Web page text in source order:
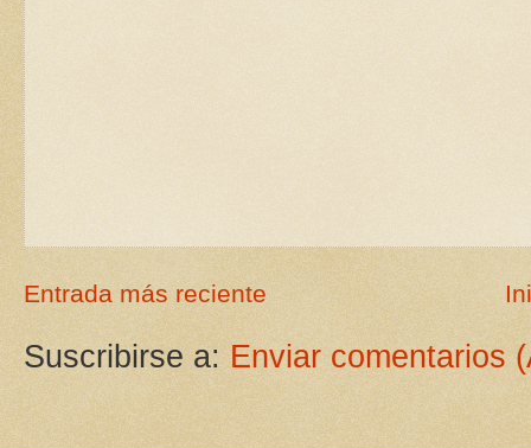
Entrada más reciente
Suscribirse a: Enviar comentarios